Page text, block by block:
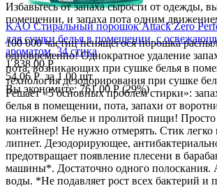
KAO Стиральный порошок Attack Zero
для сушки белья в помещении, с
ароматом, 34 стика
1 838.00 Р
54.06 Рза 1.00 шт
Вы экономите:761.00 Р(29%)
Избавьтесь от запаха сырости от одежды,
помещении, и запаха пота одним
100 000 частиц пенящегося порошка
одновременно! Однократное удаление
пота, возникающих при сушке белья в
технология дезодорирования при сушке
Решает «5 основных проблем стирки»:
белья в помещении, пота, запахи от
на нижнем белье и пролитой пищи! Просто
контейнер! Не нужно отмерять. Стик легко
липнет. Дезодорирующее,
предотвращает появление плесени в
машины*. Достаточно одного полоскания.
воды. *Не подавляет рост всех бактерий и